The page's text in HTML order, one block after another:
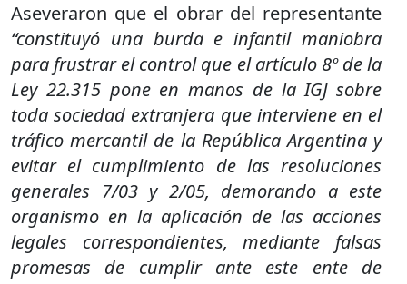
Aseveraron que el obrar del representante
“constituyó una burda e infantil maniobra
para frustrar el control que el artículo 8º de la
Ley 22.315 pone en manos de la IGJ sobre
toda sociedad extranjera que interviene en el
tráfico mercantil de la República Argentina y
evitar el cumplimiento de las resoluciones
generales 7/03 y 2/05, demorando a este
organismo en la aplicación de las acciones
legales correspondientes, mediante falsas
promesas de cumplir ante este ente de